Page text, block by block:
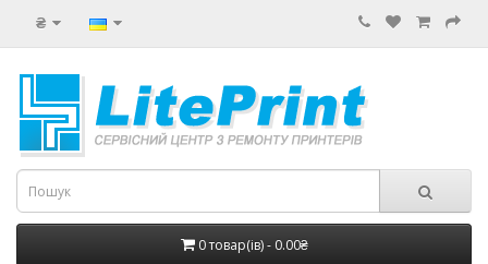
₴
0 товар(ів) - 0.00₴